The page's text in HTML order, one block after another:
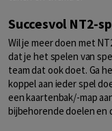
Succesvol NT2-
Wil je meer doen met
dat je het spelen van
team dat ook doet. Ga
koppel aan ieder spel
een kaartenbak/-map
bijbehorende doelen